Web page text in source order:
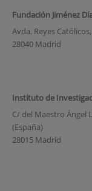
Fundación Jiménez
Avda. Reyes
28040 Madrid
Instituto de
C/ del Maestro Ángel
(España)
28015 Madrid